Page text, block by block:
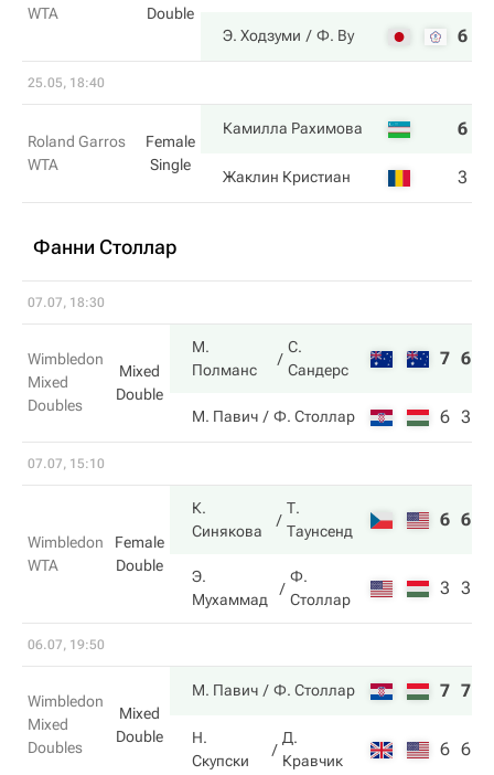
WTA
Double
Э. Ходзуми Ф. Ву 6
25.05, 18:40
Roland Garros
WTA
Female
Single
Камилла Рахимова 6
Жаклин Кристиан 3
Фанни Столлар
07.07, 18:30
Wimbledon
Mixed
Doubles
Mixed
Double
М.
Полманс
С.
Сандерс
7 6
М. Павич Ф. Столлар 6 3
07.07, 15:10
Wimbledon
WTA
Female
Double
К.
Синякова
Т.
Таунсенд
6 6
Э.
Мухаммад
Ф.
Столлар
3 3
06.07, 19:50
Wimbledon
Mixed
Doubles
Mixed
Double
М. Павич Ф. Столлар 7 7
Н.
Скупски
Д.
Кравчик
6 6